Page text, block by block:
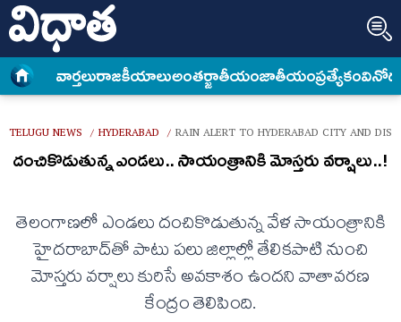
వార్త‌లురాజకీయాలుఅంత‌ర్జాతీయంజాతీయంప్రత్యేకం
TELUGU NEWS / HYDERABAD / RAIN ALERT TO HYDERABAD CITY AND
దంచికొడుతున్న ఎండ‌లు.. సాయంత్రానికి మోస్త‌రు వ‌ర్షాలు..!
తెలంగాణలో ఎండలు దంచికొడుతున్న వేళ సాయంత్రానికి
హైదరాబాద్‌తో పాటు పలు జిల్లాల్లో తేలికపాటి నుంచి
మోస్తరు వర్షాలు కురిసే అవకాశం ఉందని వాతావరణ
కేంద్రం తెలిపింది.